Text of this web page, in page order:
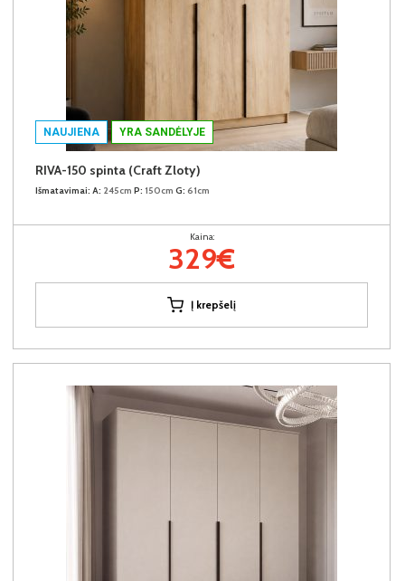
NAUJIENA YRA SANDĖLYJE
RIVA-150 spinta (Craft Zloty)
Išmatavimai: A: 245cm P: 150cm G: 61cm
Kaina:
329€
Į krepšelį